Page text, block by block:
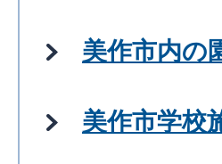
美作市内の
美作市学校